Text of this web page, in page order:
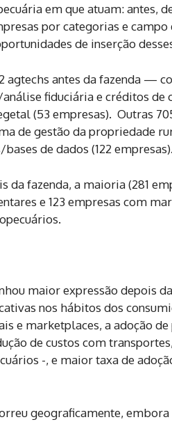
em que atuam: antes,
por categorias e
de inserção
agtechs antes da fazenda —
fiduciária e créditos de
(53 empresas). Outras
de gestão da propriedade
de dados (122 empresas).
da fazenda, a maioria (281
e 123 empresas com
maior expressão depois
nos hábitos dos
e marketplaces, a adoção
de custos com
-, e maior taxa de
geograficamente, embora